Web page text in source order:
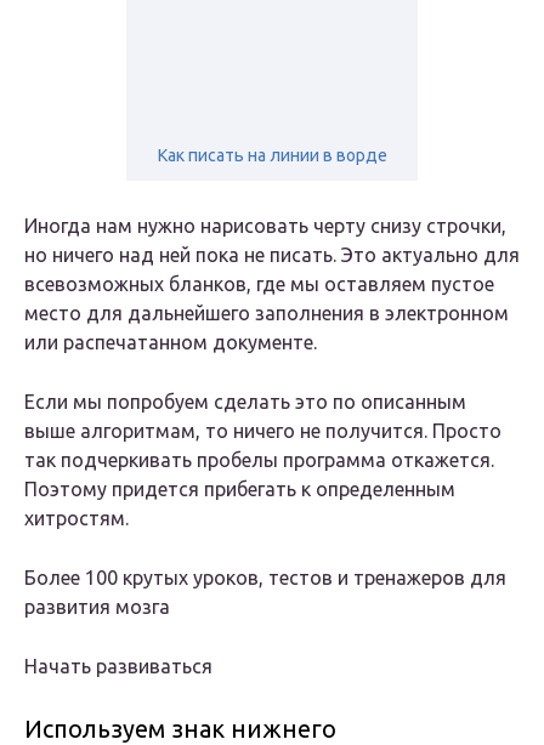
Как писать на линии в ворде
Иногда нам нужно нарисовать черту снизу строчки,
но ничего над ней пока не писать. Это актуально для
всевозможных бланков, где мы оставляем пустое
место для дальнейшего заполнения в электронном
или распечатанном документе.
Если мы попробуем сделать это по описанным
выше алгоритмам, то ничего не получится. Просто
так подчеркивать пробелы программа откажется.
Поэтому придется прибегать к определенным
хитростям.
Более 100 крутых уроков, тестов и тренажеров для
развития мозга
Начать развиваться
Используем знак нижнего